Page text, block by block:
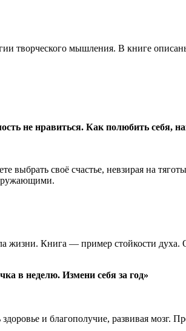
творческого мышления. В книге
не нравиться. Как полюбить себя,
выбрать своё счастье, невзирая на
жизни. Книга — пример стойкости
в неделю. Измени себя за год»
и благополучие, развивая